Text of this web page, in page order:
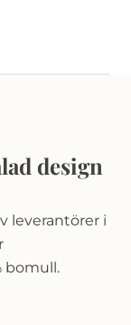
design
leverantörer i
bomull.